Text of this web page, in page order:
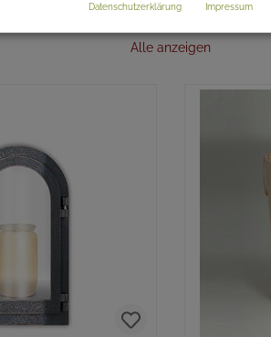
AKTUELLE ANGEBOTE -
Alle anzeigen
Datenschutzerklärung Impressum